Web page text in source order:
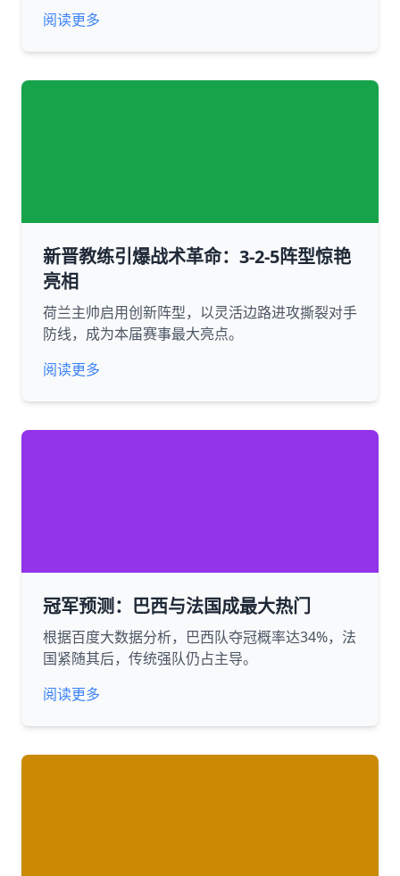
阅读更多
新晋教练引爆战术革命：3-2-5阵型惊艳
亮相
荷兰主帅启用创新阵型，以灵活边路进攻撕裂对手
防线，成为本届赛事最大亮点。
阅读更多
冠军预测：巴西与法国成最大热门
根据百度大数据分析，巴西队夺冠概率达34%，法
国紧随其后，传统强队仍占主导。
阅读更多